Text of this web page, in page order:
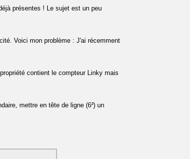
présentes ! Le sujet est un peu
Voici mon problème : J'ai récemment
contient le compteur Linky mais
mettre en tête de ligne (6²) un